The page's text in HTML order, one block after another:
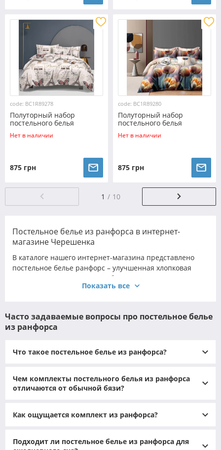
code: BC1R89278
Полуторный набор
постельного белья
150*220 из Ранфорса
№89278 Черешенка™
Нет в наличии
875 грн
code: BC1R89280
Полуторный набор
постельного белья
150*220 из Ранфорса
№89280 Черешенка™
Нет в наличии
875 грн
1 10
Постельное белье из ранфорса в интернет-
магазине Черешенка
В каталоге нашего интернет-магазина представлено
постельное белье ранфорс – улучшенная хлопковая
ткань, которая сочетает в себе гладкость и прочность.
Эта ткань отличается плотным диагональным
мягкость. Ранфорс (постельное белье) славится тем, что
на один квадратный сантиметр приходится до 50–60
этому ранфорс гораздо износостойче и служит гораздо
Что такое ткань ранфорс
сути, она представляет собой «золотую середину» между
Традиционный состав ранфорса – 100% хлопок высшего
Показать все
Часто задаваемые вопросы про постельное белье
из ранфорса
Что такое постельное белье из ранфорса?
Чем комплекты постельного белья из ранфорса
отличаются от обычной бязи?
Как ощущается комплект из ранфорса?
Подходит ли постельное белье из ранфорса для